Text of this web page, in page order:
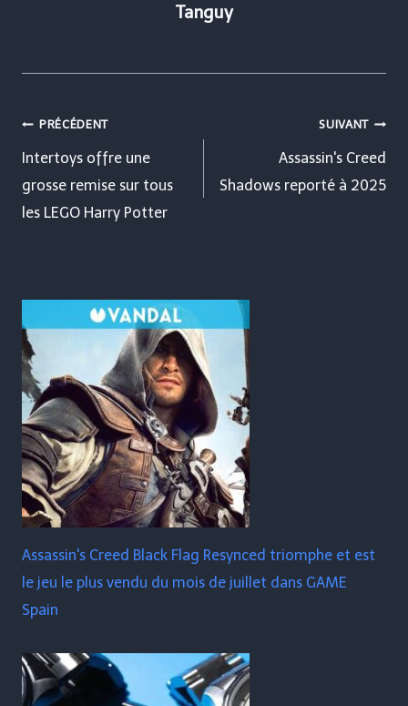
Tanguy
Navigation
de
l’article
PRÉCÉDENT
Intertoys offre une
grosse remise sur tous
les LEGO Harry Potter
SUIVANT
Assassin's Creed
Shadows reporté à 2025
Assassin's Creed Black Flag Resynced triomphe et est
le jeu le plus vendu du mois de juillet dans GAME
Spain